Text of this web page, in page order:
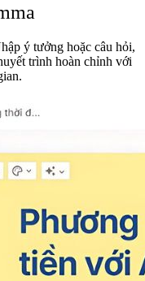
ý tưởng hoặc câu hỏi,
trình hoàn chỉnh với